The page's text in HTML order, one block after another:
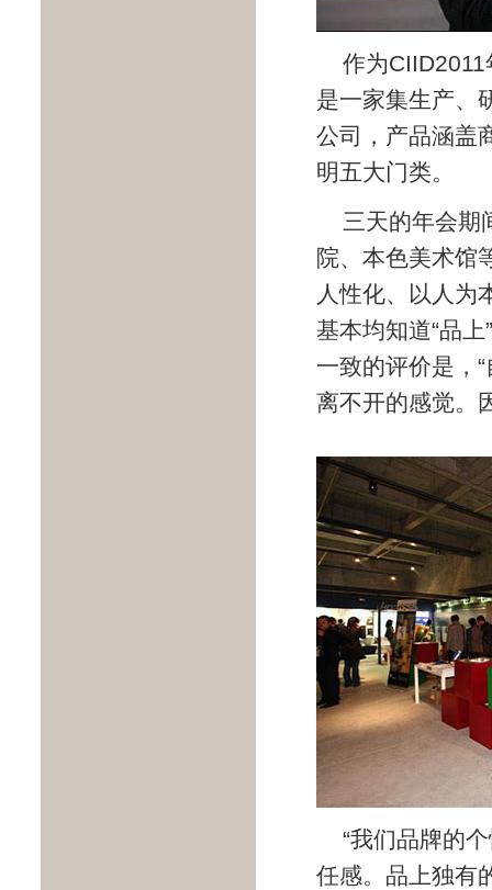
作为
是一家集生产、
公司，产品涵盖
明五大门类。
三天的年会期
院、本色美术馆
人性化、以人为
基本均知道“品
一致的评价是，
离不开的感觉。
“我们品牌的
任感。品上独有